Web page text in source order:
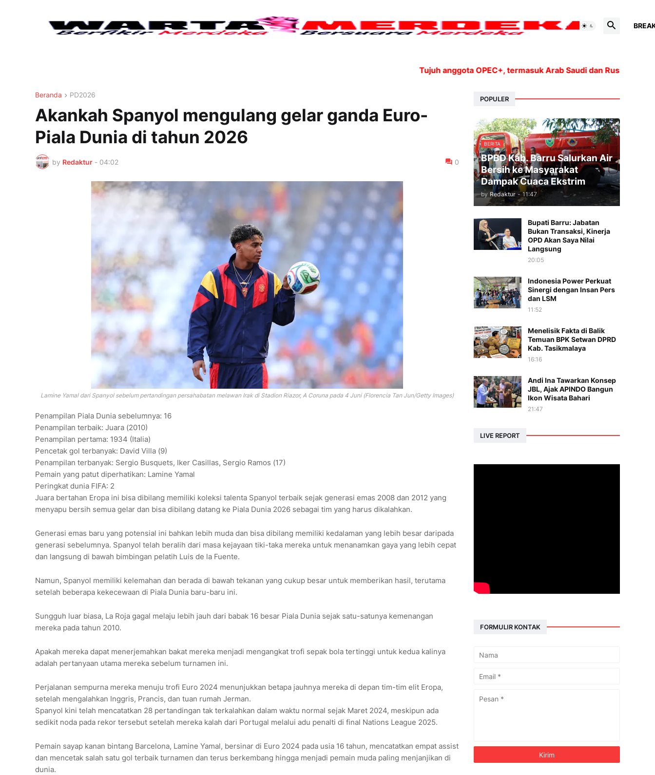
Tujuh anggota OPEC+, termasuk Arab Saudi dan Rusia, akan
Beranda PD2026
Akankah Spanyol mengulang gelar ganda Euro-
Piala Dunia di tahun 2026
by Redaktur - 04:02 0
Lamine Yamal dari Spanyol sebelum pertandingan persahabatan melawan Irak di Stadion Riazor, A Coruna pada 4 Juni (Florencia Tan Jun/Getty Images)
Penampilan Piala Dunia sebelumnya: 16
Penampilan terbaik: Juara (2010)
Penampilan pertama: 1934 (Italia)
Pencetak gol terbanyak: David Villa (9)
Penampilan terbanyak: Sergio Busquets, Iker Casillas, Sergio Ramos (17)
Pemain yang patut diperhatikan: Lamine Yamal
Peringkat dunia FIFA: 2
Juara bertahan Eropa ini bisa dibilang memiliki koleksi talenta Spanyol terbaik sejak generasi emas 2008 dan 2012 yang
menyapu bersih semua gelar dan bisa dibilang datang ke Piala Dunia 2026 sebagai tim yang harus dikalahkan.
Generasi emas baru yang potensial ini bahkan lebih muda dan bisa dibilang memiliki kedalaman yang lebih besar daripada
generasi sebelumnya. Spanyol telah beralih dari masa kejayaan tiki-taka mereka untuk menanamkan gaya yang lebih cepat
dan langsung di bawah bimbingan pelatih Luis de la Fuente.
Namun, Spanyol memiliki kelemahan dan berada di bawah tekanan yang cukup besar untuk memberikan hasil, terutama
setelah beberapa kekecewaan di Piala Dunia baru-baru ini.
Sungguh luar biasa, La Roja gagal melaju lebih jauh dari babak 16 besar Piala Dunia sejak satu-satunya kemenangan
mereka pada tahun 2010.
Apakah mereka dapat menerjemahkan bakat mereka menjadi mengangkat trofi sepak bola tertinggi untuk kedua kalinya
adalah pertanyaan utama mereka sebelum turnamen ini.
Perjalanan sempurna mereka menuju trofi Euro 2024 menunjukkan betapa jauhnya mereka di depan tim-tim elit Eropa,
setelah mengalahkan Inggris, Prancis, dan tuan rumah Jerman.
Spanyol kini telah mencatatkan 28 pertandingan tak terkalahkan dalam waktu normal sejak Maret 2024, meskipun ada
sedikit noda pada rekor tersebut setelah mereka kalah dari Portugal melalui adu penalti di final Nations League 2025.
Pemain sayap kanan bintang Barcelona, ​​Lamine Yamal, bersinar di Euro 2024 pada usia 16 tahun, mencatatkan empat assist
dan mencetak salah satu gol terbaik turnamen dan terus berkembang hingga menjadi pemain muda paling menjanjikan di
dunia.
POPULER
BERITA
BPBD Kab. Barru Salurkan Air
Bersih ke Masyarakat
Dampak Cuaca Ekstrim
by Redaktur - 11:47
Bupati Barru: Jabatan
Bukan Transaksi, Kinerja
OPD Akan Saya Nilai
Langsung
20:05
Indonesia Power Perkuat
Sinergi dengan Insan Pers
dan LSM
11:52
Menelisik Fakta di Balik
Temuan BPK Setwan DPRD
Kab. Tasikmalaya
16:16
Andi Ina Tawarkan Konsep
JBL, Ajak APINDO Bangun
Ikon Wisata Bahari
21:47
LIVE REPORT
FORMULIR KONTAK